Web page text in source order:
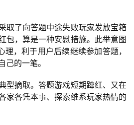
取了向答题中途失败玩家发放宝箱
包，算是一种安慰措施。此举意图
理，利于用户后续继续参加答题，
己的一笔。
型摘取。答题游戏短期蹿红、又在
家各凭本事、探索维系玩家热情的